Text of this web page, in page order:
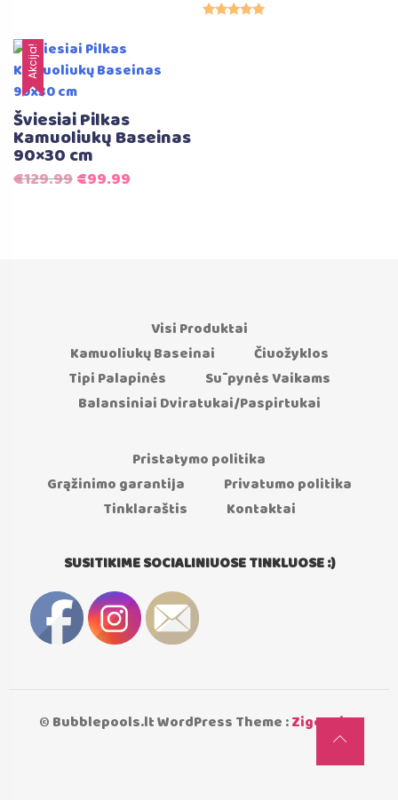
Akcija!
Šviesiai Pilkas
Kamuoliukų Baseinas
90×30 cm
€129.99Original
€99.99
Visi Produktai
Kamuoliukų Baseinai
Čiuožyklos
Tipi Palapinės
Sūpynės Vaikams
Balansiniai Dviratukai/Paspirtukai
Pristatymo politika
Grąžinimo garantija
Privatumo politika
Tinklaraštis
Kontaktai
SUSITIKIME SOCIALINIUOSE TINKLUOSE :)
© Bubblepools.lt WordPress Theme :Zigcy Lite